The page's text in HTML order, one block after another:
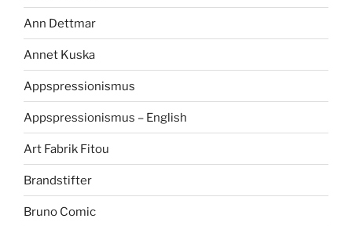
Ann Dettmar
Annet Kuska
Appspressionismus
Appspressionismus – English
Art Fabrik Fitou
Brandstifter
Bruno Comic